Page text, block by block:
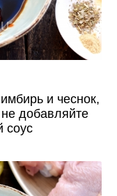
и чеснок,
добавляйте
соус